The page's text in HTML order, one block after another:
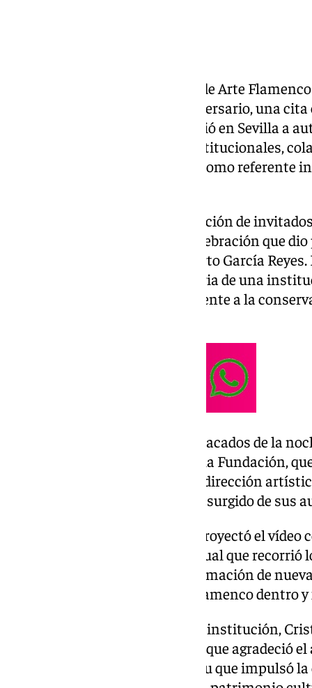
La Fundación Cristina Heeren de Arte
conmemorativo de su XXX Aniversario, una
reconocimiento y arte que reunió en Sevilla a
exalumnos, representantes institucionales,
entidad que se ha consolidado como
La velada comenzó con la recepción de
un ambiente de encuentro y celebración que
por el periodista y escritor Alberto García
bienvenida, destacó la trayectoria de una
1996, ha contribuido decisivamente a la
Uno de los momentos más destacados de la
protagonizada por alumnos de la Fundación,
coreografía por bulerías bajo la dirección
la entidad y ejemplo del talento surgido de sus
A continuación, se presentó y proyectó el
Aniversario, una pieza audiovisual que
Fundación, su impacto en la formación de
contribución a la difusión del flamenco dentro
La presidenta y fundadora de la institución,
palabras a los asistentes en las que agradeció
tres décadas y recordó el espíritu que impulsó